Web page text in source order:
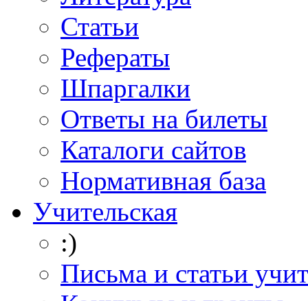
Статьи
Рефераты
Шпаргалки
Ответы на билеты
Каталоги сайтов
Нормативная база
Учительская
:)
Письма и статьи